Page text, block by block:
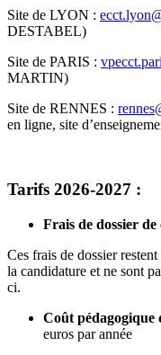
Site de LYON :
DESTABEL)
Site de PARIS :
MARTIN)
Site de RENNES :
en ligne, site
Tarifs 2026-2027 :
Frais de dossier
Ces frais de dossier
la candidature et ne sont
ci.
Coût
euros par année